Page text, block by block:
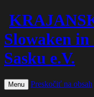
Slowaken in
Sasku e.V.
Menu Preskočiť na obsah